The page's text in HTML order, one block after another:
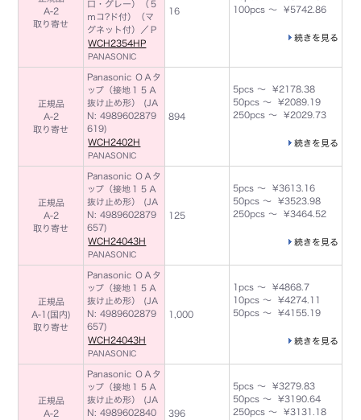
A-2
取り寄せ
口・グレー）（５
ｍコ?ド付）（マ
グネット付）／Ｐ
WCH2354HP
PANASONIC
16
100pcs ～ ¥5742.86
続きを見る
正規品
A-2
取り寄せ
Panasonic ＯＡタ
ップ（接地１５Ａ
抜け止め形） (JA
N: 4989602879
619)
WCH2402H
PANASONIC
894
5pcs ～ ¥2178.38
50pcs ～ ¥2089.19
250pcs ～ ¥2029.73
続きを見る
正規品
A-2
取り寄せ
Panasonic ＯＡタ
ップ（接地１５Ａ
抜け止め形） (JA
N: 4989602879
657)
WCH24043H
PANASONIC
125
5pcs ～ ¥3613.16
50pcs ～ ¥3523.98
250pcs ～ ¥3464.52
続きを見る
正規品
A-1(国内)
取り寄せ
Panasonic ＯＡタ
ップ（接地１５Ａ
抜け止め形） (JA
N: 4989602879
657)
WCH24043H
PANASONIC
1,000
1pcs ～ ¥4868.7
10pcs ～ ¥4274.11
50pcs ～ ¥4155.19
続きを見る
正規品
A-2
Panasonic ＯＡタ
ップ（接地１５Ａ
抜け止め形） (JA
N: 4989602840
396
5pcs ～ ¥3279.83
50pcs ～ ¥3190.64
250pcs ～ ¥3131.18